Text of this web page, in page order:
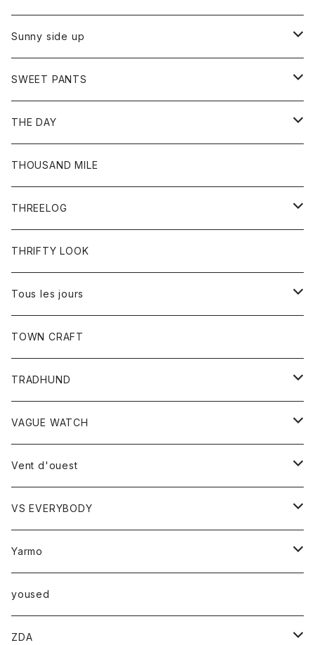
カーディガン
ワンピース
コート
オーバーオール
ブレスレット
リング
ブーツ
サンダル
Sunny side up
アウター
Ｇジャン
ボトム
ジーンズ
SWEET PANTS
ボトム
ショートパンツ
THE DAY
トップス
Tシャツ
THOUSAND MILE
THREELOG
トップス
Tシャツ
THRIFTY LOOK
Tous les jours
トップス
レディース
カットソー
TOWN CRAFT
TRADHUND
セーター
ベスト
VAGUE WATCH
時計
Vent d'ouest
ボトム
スカート
トップス
ベスト
VS EVERYBODY
トップス
Ｔシャツ
Yarmo
アウター
コート
小物
yoused
ZDA